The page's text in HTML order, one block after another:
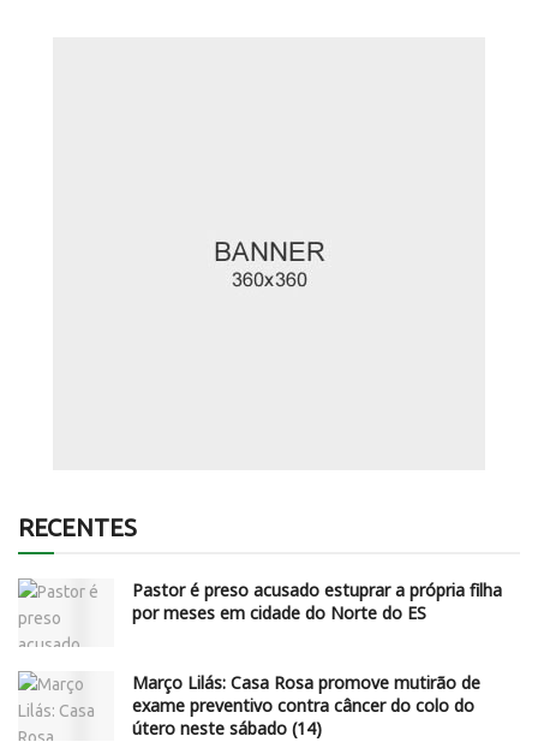
RECENTES
Pastor é preso acusado estuprar a própria filha
por meses em cidade do Norte do ES
Março Lilás: Casa Rosa promove mutirão de
exame preventivo contra câncer do colo do
útero neste sábado (14)